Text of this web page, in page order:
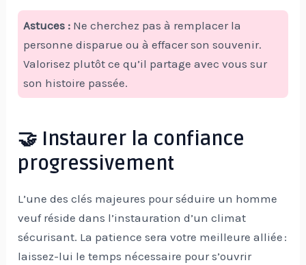
Astuces : Ne cherchez pas à remplacer la
personne disparue ou à effacer son souvenir.
Valorisez plutôt ce qu’il partage avec vous sur
son histoire passée.
🤝 Instaurer la confiance
progressivement
L’une des clés majeures pour séduire un homme
veuf réside dans l’instauration d’un climat
sécurisant. La patience sera votre meilleure alliée :
laissez-lui le temps nécessaire pour s’ouvrir